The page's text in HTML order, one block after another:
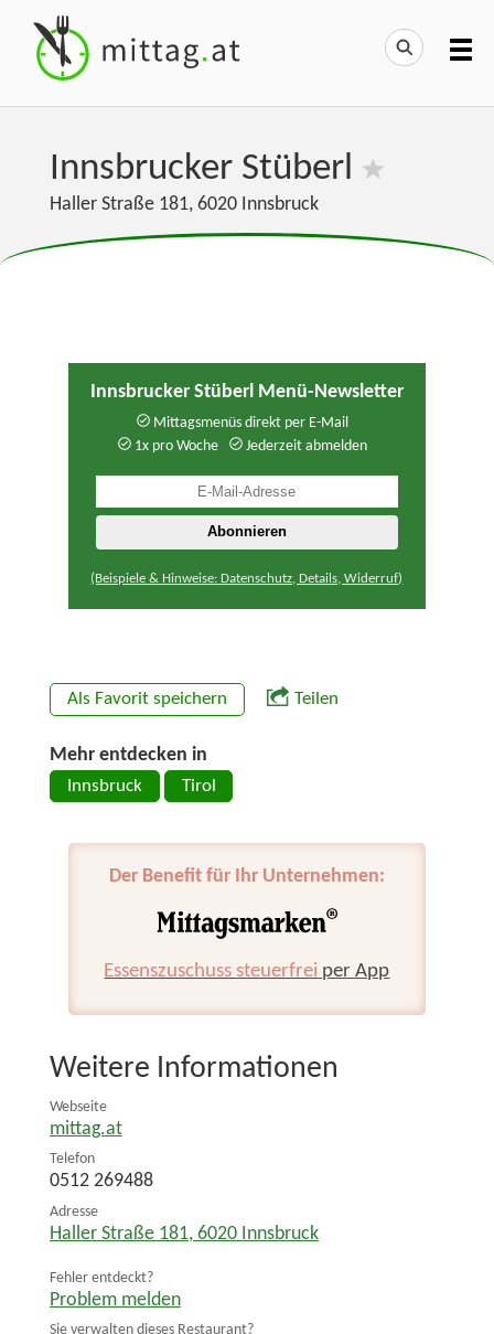
Innsbrucker Stüberl
Haller Straße 181, 6020 Innsbruck
Innsbrucker Stüberl Menü-Newsletter
Mittagsmenüs direkt per E-Mail
1x pro Woche
Jederzeit abmelden
(Beispiele & Hinweise: Datenschutz, Details, Widerruf)
Als Favorit speichern Teilen
Mehr entdecken in
Innsbruck Tirol
Der Benefit für Ihr Unternehmen:
Essenszuschuss steuerfrei per App
Weitere Informationen
Webseite
mittag.at
Telefon
0512 269488
Adresse
Haller Straße 181, 6020 Innsbruck
Fehler entdeckt?
Problem melden
Sie verwalten dieses Restaurant?